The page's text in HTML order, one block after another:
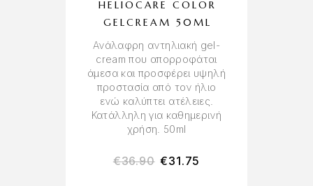
HELIOCARE COLOR
GELCREAM 50ML
Ανάλαφρη αντηλιακή gel-
cream που απορροφάται
άμεσα και προσφέρει υψηλή
προστασία από τον ήλιο
ενώ καλύπτει ατέλειες.
Κατάλληλη για καθημερινή
χρήση. 50ml
€36.90 €31.75